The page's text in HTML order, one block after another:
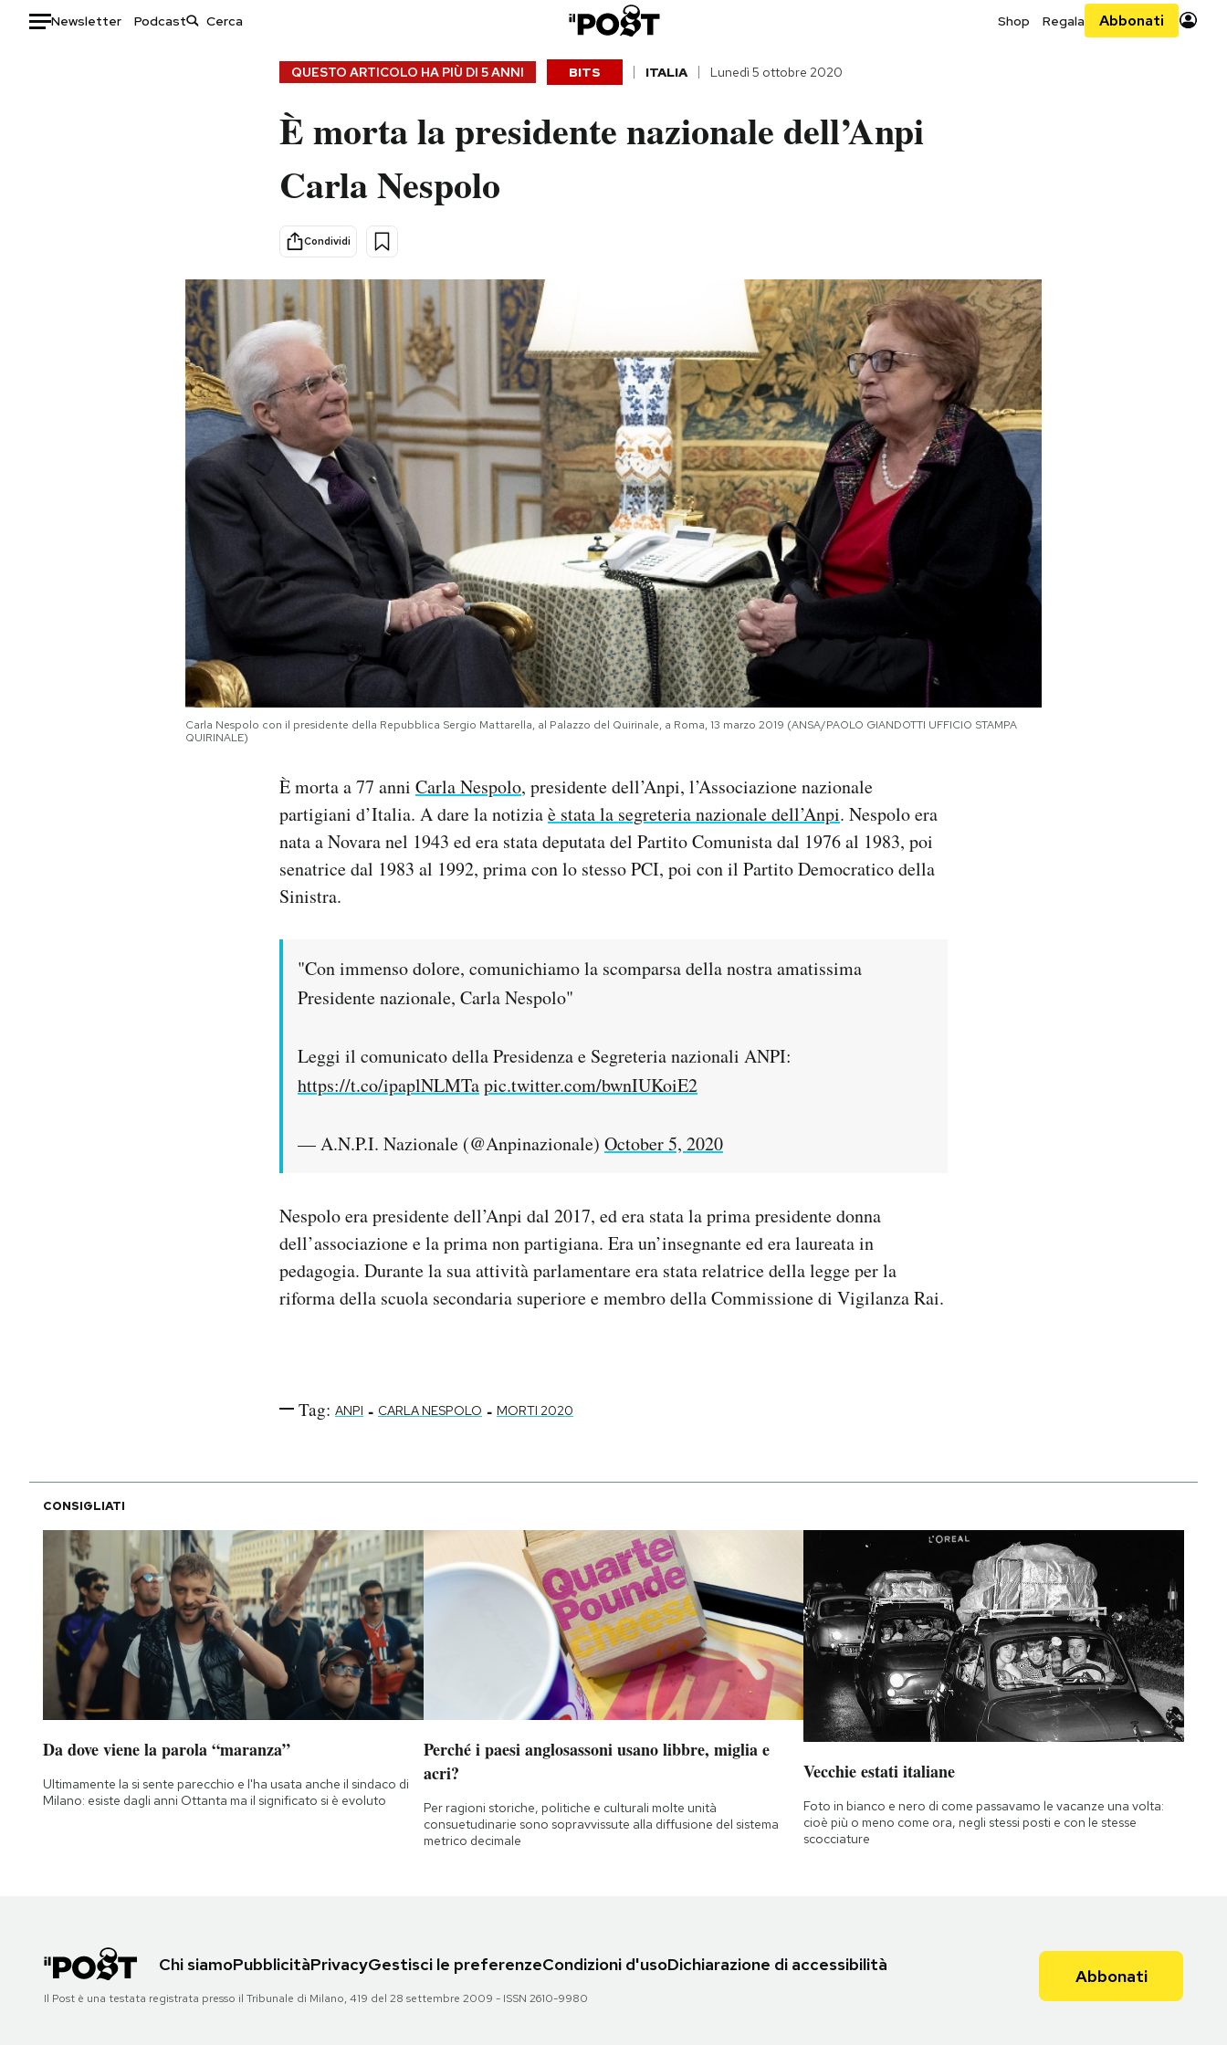
Newsletter Podcast Shop Regala Abbonati
Storie/Idee
Ok Boomer!
Media
Altrecose
Mondiali calcio 2026
AREA PERSONALE
QUESTO ARTICOLO HA PIÙ DI 5 ANNI BITS ITALIA Lunedì 5 ottobre 2020
È morta la presidente nazionale dell’Anpi
Carla Nespolo
Condividi
Carla Nespolo con il presidente della Repubblica Sergio Mattarella, al Palazzo del Quirinale, a Roma, 13 marzo 2019 (ANSA/PAOLO GIANDOTTI UFFICIO STAMPA
QUIRINALE)
È morta a 77 anni Carla Nespolo, presidente dell’Anpi, l’Associazione nazionale
partigiani d’Italia. A dare la notiziaè stata la segreteria nazionale dell’Anpi. Nespolo era
nata a Novara nel 1943 ed era stata deputata del Partito Comunista dal 1976 al 1983, poi
senatrice dal 1983 al 1992, prima con lo stesso PCI, poi con il Partito Democratico della
Sinistra.
"Con immenso dolore, comunichiamo la scomparsa della nostra amatissima
Presidente nazionale, Carla Nespolo"
Leggi il comunicato della Presidenza e Segreteria nazionali ANPI:
https://t.co/ipaplNLMTapic.twitter.com/bwnIUKoiE2
— A.N.P.I. Nazionale (@Anpinazionale) October 5, 2020
Nespolo era presidente dell’Anpi dal 2017, ed era stata la prima presidente donna
dell’associazione e la prima non partigiana. Era un’insegnante ed era laureata in
pedagogia. Durante la sua attività parlamentare era stata relatrice della legge per la
riforma della scuola secondaria superiore e membro della Commissione di Vigilanza Rai.
Tag: ANPI - CARLA NESPOLO - MORTI 2020
CONSIGLIATI
Da dove viene la parola “maranza”
Ultimamente la si sente parecchio e l'ha usata anche il sindaco di
Milano: esiste dagli anni Ottanta ma il significato si è evoluto
Perché i paesi anglosassoni usano libbre, miglia e
acri?
Per ragioni storiche, politiche e culturali molte unità
consuetudinarie sono sopravvissute alla diffusione del sistema
metrico decimale
Vecchie estati italiane
Foto in bianco e nero di come passavamo le vacanze una volta:
cioè più o meno come ora, negli stessi posti e con le stesse
scocciature
Chi siamoPubblicitàPrivacyGestisci le preferenzeCondizioni d'usoDichiarazione di accessibilità
Il Post è una testata registrata presso il Tribunale di Milano, 419 del 28 settembre 2009 - ISSN 2610-9980
Abbonati